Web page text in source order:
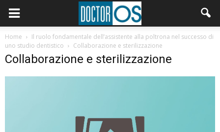
Home
Il ruolo fondamentale dell’assistente alla poltrona nel successo di
uno studio dentistico
Collaborazione e sterilizzazione
Collaborazione e sterilizzazione